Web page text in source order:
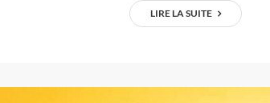
LIRE LA SUITE